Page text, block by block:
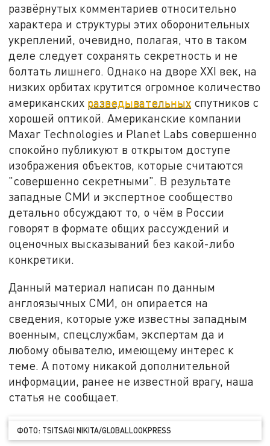
развёрнутых комментариев относительно
характера и структуры этих оборонительных
укреплений, очевидно, полагая, что в таком
деле следует сохранять секретность и не
болтать лишнего. Однако на дворе XXI век, на
низких орбитах крутится огромное количество
американских разведывательных спутников с
хорошей оптикой. Американские компании
Maxar Technologies и Planet Labs совершенно
спокойно публикуют в открытом доступе
изображения объектов, которые считаются
"совершенно секретными". В результате
западные СМИ и экспертное сообщество
детально обсуждают то, о чём в России
говорят в формате общих рассуждений и
оценочных высказываний без какой-либо
конкретики.
Данный материал написан по данным
англоязычных СМИ, он опирается на
сведения, которые уже известны западным
военным, спецслужбам, экспертам да и
любому обывателю, имеющему интерес к
теме. А потому никакой дополнительной
информации, ранее не известной врагу, наша
статья не сообщает.
ФОТО: TSITSAGI NIKITA/GLOBALLООKPRESS